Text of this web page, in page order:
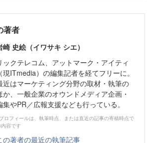
著者
崎 史絵（イワサキ シエ）
ックテレコム、アットマーク・アイティ
（現ITmedia）の編集記者を経てフリーに。
近はマーケティング分野の取材・執筆の
か、一般企業のオウンドメディア企画・
集やPR／広報支援なども行っている。
ロフィールは、執筆時点、または直近の記事の寄稿時点で
容です
の著者の最近の執筆記事